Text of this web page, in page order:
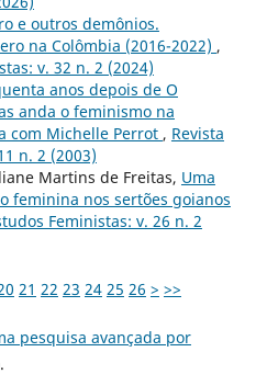
e outros demônios.
na Colômbia (2016-2022) ,
v. 32 n. 2 (2024)
anos depois de O
anda o feminismo na
com Michelle Perrot , Revista
n. 2 (2003)
Martins de Freitas, Uma
feminina nos sertões goianos
Feministas: v. 26 n. 2
21 22 23 24 25 26 > >>
pesquisa avançada por